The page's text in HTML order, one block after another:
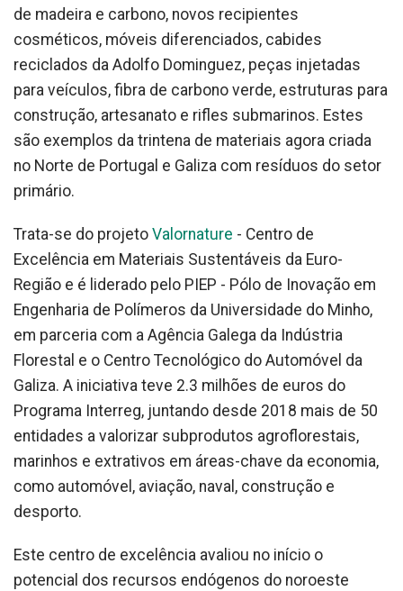
de madeira e carbono, novos recipientes
cosméticos, móveis diferenciados, cabides
reciclados da Adolfo Dominguez, peças injetadas
para veículos, fibra de carbono verde, estruturas para
construção, artesanato e rifles submarinos. Estes
são exemplos da trintena de materiais agora criada
no Norte de Portugal e Galiza com resíduos do setor
primário.
Trata-se do projeto Valornature - Centro de
Excelência em Materiais Sustentáveis da Euro-
Região e é liderado pelo PIEP - Pólo de Inovação em
Engenharia de Polímeros da Universidade do Minho,
em parceria com a Agência Galega da Indústria
Florestal e o Centro Tecnológico do Automóvel da
Galiza. A iniciativa teve 2.3 milhões de euros do
Programa Interreg, juntando desde 2018 mais de 50
entidades a valorizar subprodutos agroflorestais,
marinhos e extrativos em áreas-chave da economia,
como automóvel, aviação, naval, construção e
desporto.
Este centro de excelência avaliou no início o
potencial dos recursos endógenos do noroeste